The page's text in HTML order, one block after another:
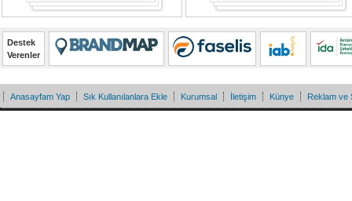
Destek
Verenler
Anasayfam Yap Sık Kullanılanlara Ekle Kurumsal İletişim Künye Reklam ve